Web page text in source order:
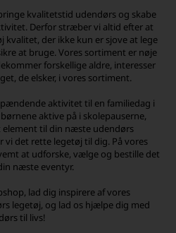
kvalitetstid udendørs og skabe
Derfor stræber vi altid efter at
der ikke kun er sjove at lege
at bruge. Vores sortiment er nøje
forskellige aldre, interesser
de elsker, i vores sortiment.
aktivitet til en familiedag i
aktive på i skolepauserne,
til din næste udendørs
vi det rette legetøj til dig. På vores
at udforske, vælge og bestille det
næste eventyr.
lad dig inspirere af vores
legetøj, og lad os hjælpe dig med
til livs!